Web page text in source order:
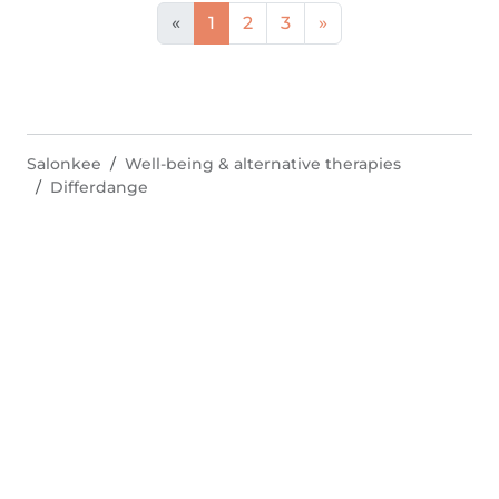
« 1 2 3 »
Salonkee
Well-being & alternative therapies
Differdange